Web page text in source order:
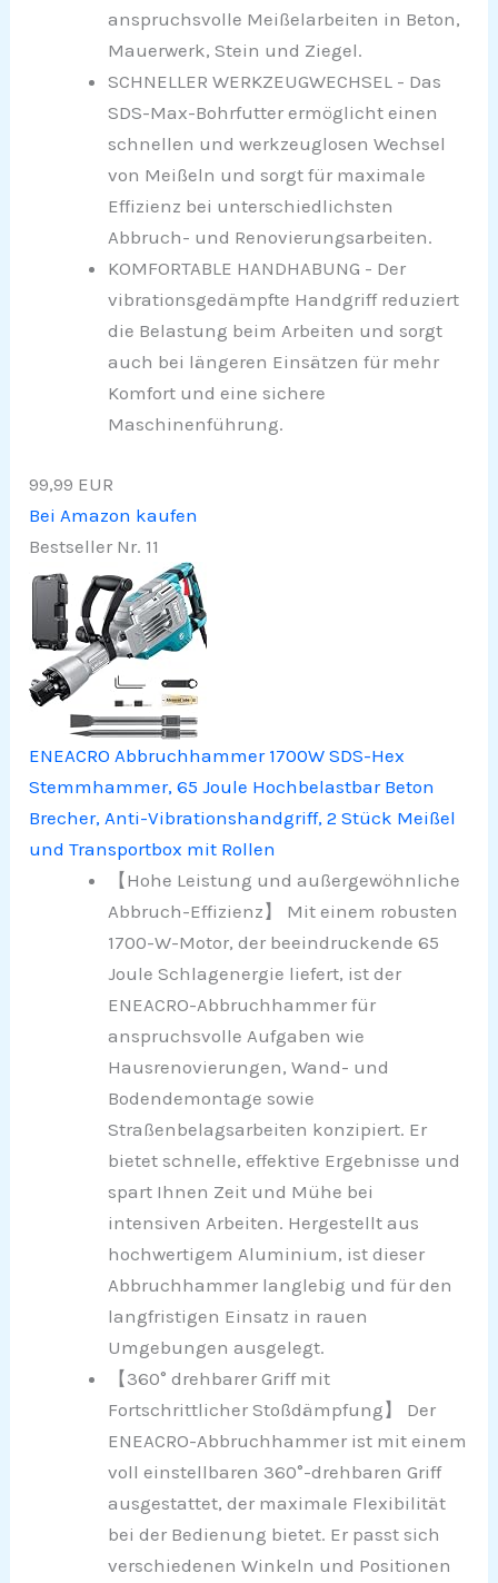
anspruchsvolle Meißelarbeiten in Beton,
Mauerwerk, Stein und Ziegel.
SCHNELLER WERKZEUGWECHSEL - Das
SDS-Max-Bohrfutter ermöglicht einen
schnellen und werkzeuglosen Wechsel
von Meißeln und sorgt für maximale
Effizienz bei unterschiedlichsten
Abbruch- und Renovierungsarbeiten.
KOMFORTABLE HANDHABUNG - Der
vibrationsgedämpfte Handgriff reduziert
die Belastung beim Arbeiten und sorgt
auch bei längeren Einsätzen für mehr
Komfort und eine sichere
Maschinenführung.
99,99 EUR
Bei Amazon kaufen
Bestseller Nr. 11
ENEACRO Abbruchhammer 1700W SDS-Hex
Stemmhammer, 65 Joule Hochbelastbar Beton
Brecher, Anti-Vibrationshandgriff, 2 Stück Meißel
und Transportbox mit Rollen
【Hohe Leistung und außergewöhnliche
Abbruch-Effizienz】 Mit einem robusten
1700-W-Motor, der beeindruckende 65
Joule Schlagenergie liefert, ist der
ENEACRO-Abbruchhammer für
anspruchsvolle Aufgaben wie
Hausrenovierungen, Wand- und
Bodendemontage sowie
Straßenbelagsarbeiten konzipiert. Er
bietet schnelle, effektive Ergebnisse und
spart Ihnen Zeit und Mühe bei
intensiven Arbeiten. Hergestellt aus
hochwertigem Aluminium, ist dieser
Abbruchhammer langlebig und für den
langfristigen Einsatz in rauen
Umgebungen ausgelegt.
【360° drehbarer Griff mit
Fortschrittlicher Stoßdämpfung】 Der
ENEACRO-Abbruchhammer ist mit einem
voll einstellbaren 360°-drehbaren Griff
ausgestattet, der maximale Flexibilität
bei der Bedienung bietet. Er passt sich
verschiedenen Winkeln und Positionen